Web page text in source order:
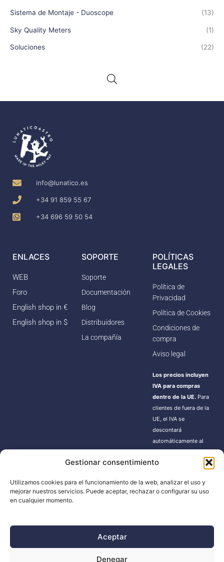
Gestionar consentimiento
Utilizamos cookies para el funcionamiento de la web, analizar el uso y
mejorar nuestros servicios. Puede aceptar, rechazar o configurar su uso
en cualquier momento.
Aceptar
Denegar
Sistema de Montaje - Duoscope (13)
Sky Quality Meters (1)
Soluciones (22)
info@lunatico.es
+34 91 859 55 67
+34 696 59 50 54
ENLACES
WEB
Foro
English shop in €
English shop in $
SOPORTE
Soporte
Documentación
Blog
Distribuidores
La compañía
POLÍTICAS
LEGALES
Política de
Privacidad
Política de Cookies
Condiciones de
compra
Aviso legal
Los precios incluyen
IVA para compras
dentro de la UE. Para
clientes de fuera de la
UE, el IVA se
descontará
automáticamente al
Estos pedidos pueden
de importación según
la normativa de cada